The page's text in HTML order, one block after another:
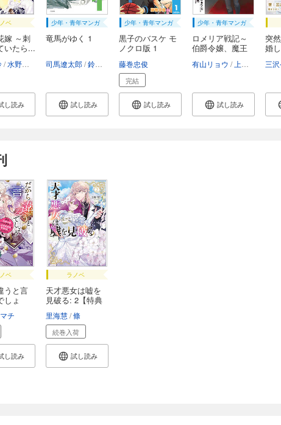
ベ
嫁 ～刺
いたら...
水野かがり
し読み
少年・青年マンガ
竜馬がゆく 1
司馬遼太郎 鈴ノ木ユウ
試し読み
少年・青年マンガ
黒子のバスケ モ
ノクロ版 1
藤巻忠俊
完結
試し読み
少年・青年マンガ
ロメリア戦記～
伯爵令嬢、魔王
有山リョウ 上戸亮 コダ
試し読み
突
婚
三
ベ
うと言
しょ
チ
し読み
ラノベ
天才悪女は嘘を
見破る: 2【特典
里海慧 條
続巻入荷
試し読み